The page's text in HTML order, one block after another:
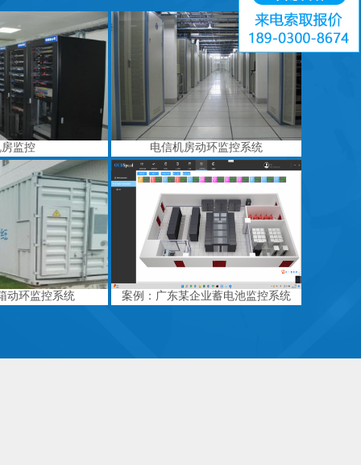
监控 电信机房动环监控系统
动环监控系统 案例：广东某企业蓄电池监控系统